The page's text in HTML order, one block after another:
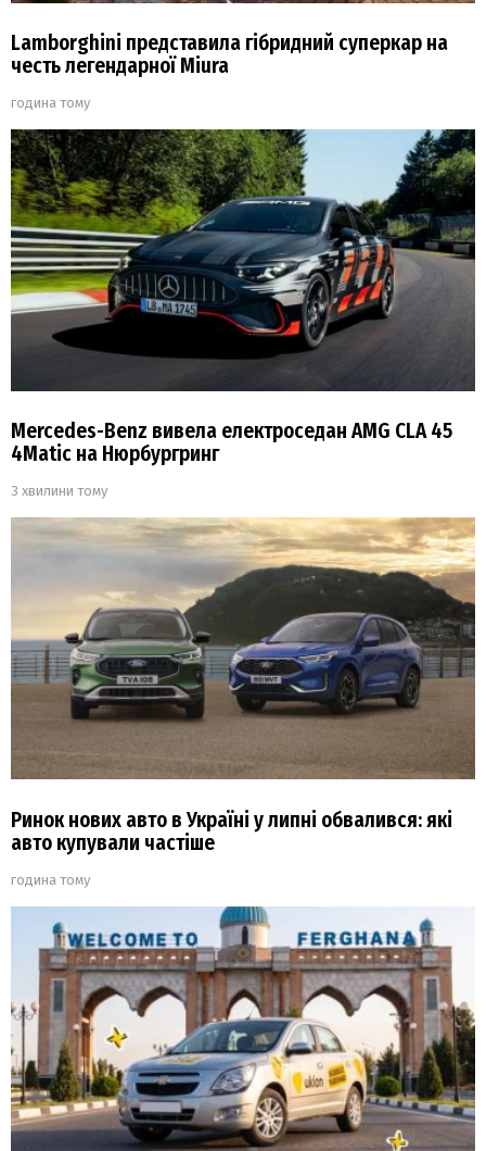
Lamborghini представила гібридний суперкар на
честь легендарної Miura
година тому
Mercedes-Benz вивела електроседан AMG CLA 45
4Matic на Нюрбургринг
3 хвилини тому
Ринок нових авто в Україні у липні обвалився: які
авто купували частіше
година тому